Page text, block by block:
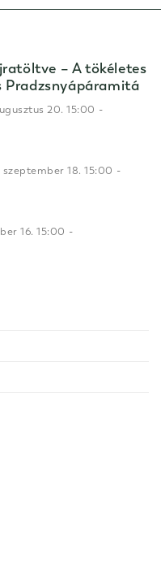
– A tökéletes
Pradzsnyápáramitá
20. 15:00 -
szeptember 18. 15:00 -
16. 15:00 -